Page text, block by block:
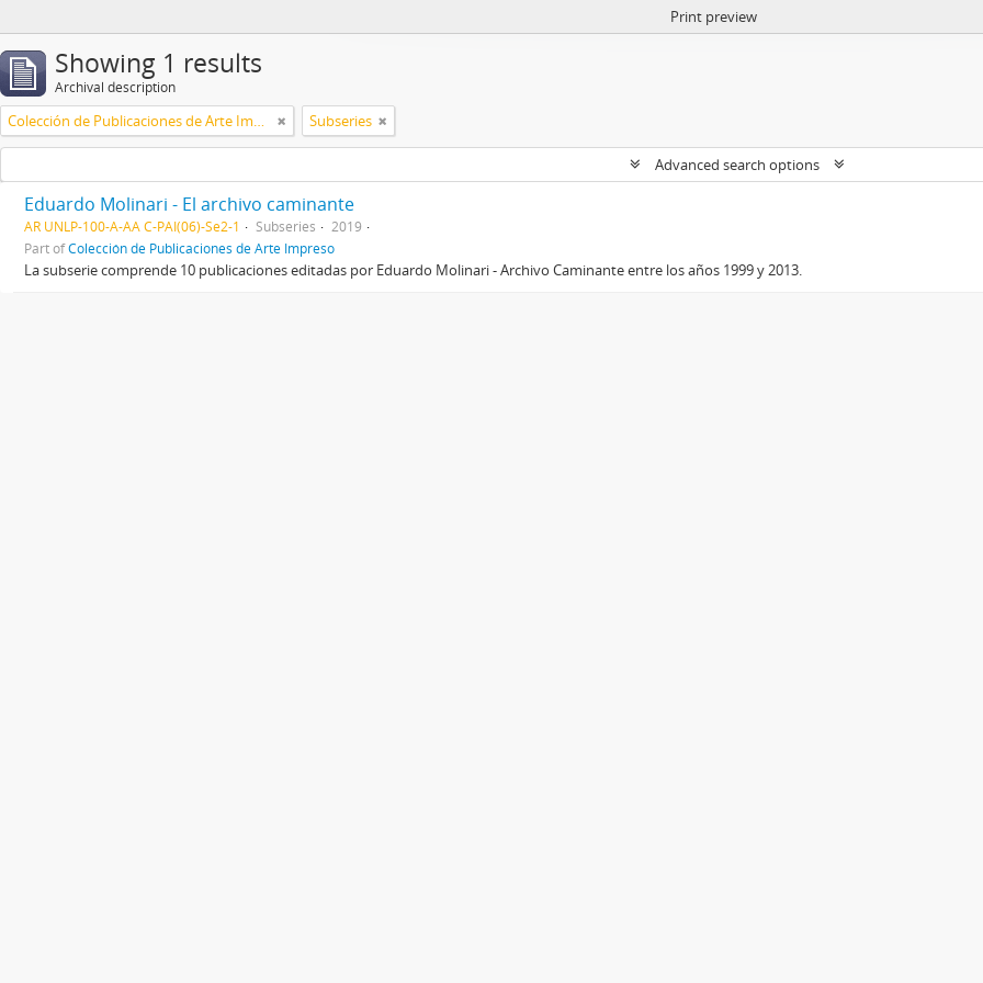
Print preview
Showing 1 results
Archival description
Colección de Publicaciones de Arte Impreso Subseries
Advanced search options
Eduardo Molinari - El archivo caminante
AR UNLP-100-A-AA C-PAI(06)-Se2-1 Subseries
2019
Part ofColección de Publicaciones de Arte Impreso
La subserie comprende 10 publicaciones editadas por Eduardo Molinari - Archivo Caminante entre los años 1999 y 2013.